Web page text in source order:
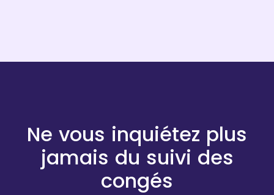
Ne vous inquiétez plus
jamais du suivi des
congés